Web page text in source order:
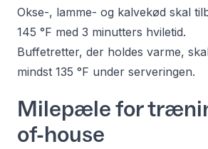
Okse-, lamme- og kalvekød skal
145 °F med 3 minutters hviletid.
Buffetretter, der holdes varme,
mindst 135 °F under serveringen.
Milepæle for
of-house